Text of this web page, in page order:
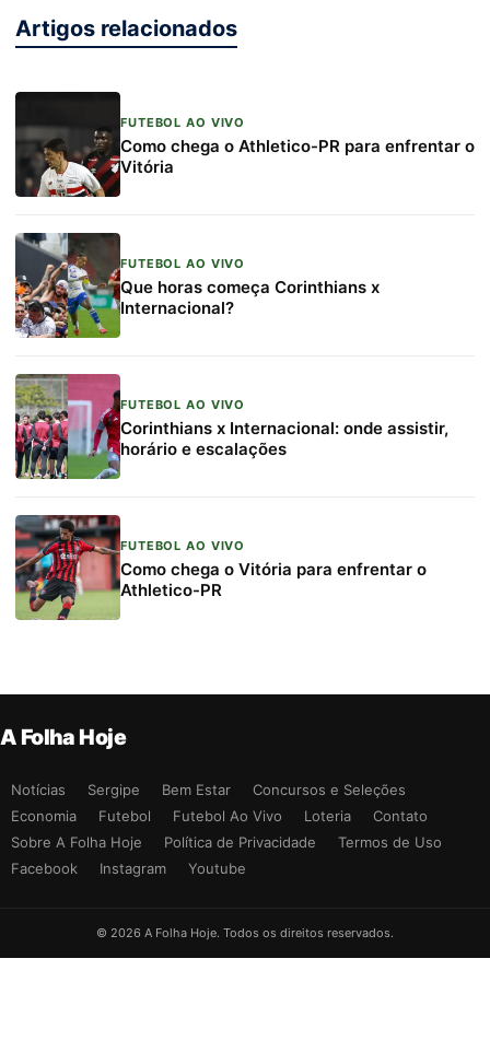
Artigos relacionados
FUTEBOL AO VIVO
Como chega o Athletico-PR para enfrentar o
Vitória
FUTEBOL AO VIVO
Que horas começa Corinthians x
Internacional?
FUTEBOL AO VIVO
Corinthians x Internacional: onde assistir,
horário e escalações
FUTEBOL AO VIVO
Como chega o Vitória para enfrentar o
Athletico-PR
A Folha Hoje
Notícias Sergipe Bem Estar
Concursos e Seleções
Economia
Futebol Futebol Ao Vivo Loteria
Contato
Sobre A Folha Hoje
Política de Privacidade
Termos de Uso
Facebook
Instagram Youtube
© 2026 A Folha Hoje. Todos os direitos reservados.